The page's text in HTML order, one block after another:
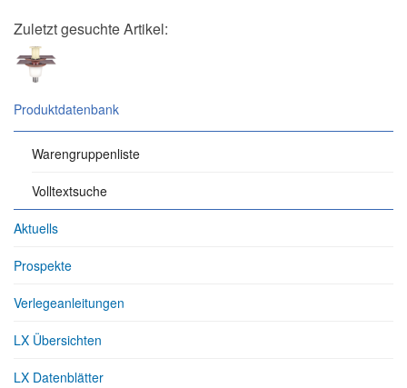
Zuletzt gesuchte Artikel:
Produktdatenbank
Warengruppenliste
Volltextsuche
Aktuells
Prospekte
Verlegeanleitungen
LX Übersichten
LX Datenblätter